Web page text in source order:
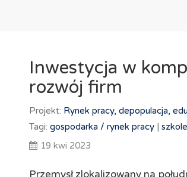
Inwestycja w
rozwój firm
Projekt: Rynek pracy, depopulacja,
Tagi: gospodarka / rynek pracy |
19 kwi 2023
Przemysł zlokalizowany na